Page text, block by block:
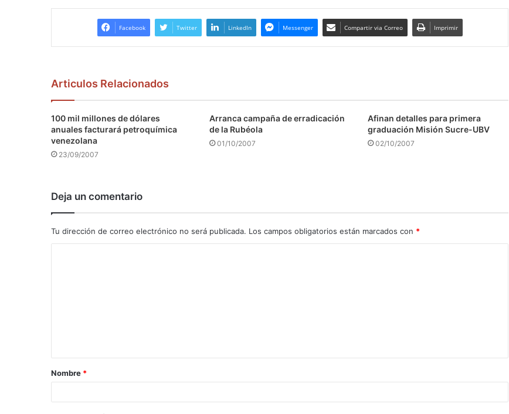
Facebook Twitter LinkedIn Messenger Compartir via Correo Imprimir
Articulos Relacionados
100 mil millones de dólares
anuales facturará petroquímica
venezolana
23/09/2007
Arranca campaña de erradicación
de la Rubéola
01/10/2007
Afinan detalles para primera
graduación Misión Sucre-UBV
02/10/2007
Deja un comentario
Tu dirección de correo electrónico no será publicada. Los campos obligatorios están marcados con *
a
r
Nombre *